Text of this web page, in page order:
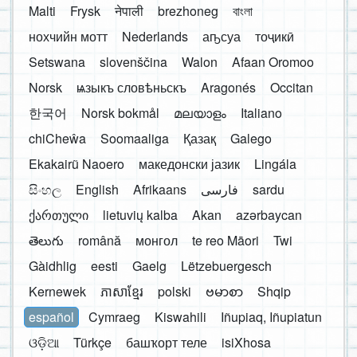
Malti
Frysk नेपाली brezhoneg
বাংলা
нохчийн мотт
Nederlands аҧсуа
тоҷикӣ
Setswana
slovenščina Walon
Afaan Oromoo
Norsk
ѩзыкъ словѣньскъ Aragonés
Occitan
한국어
Norsk bokmål മലയാളം
Italiano
chiCheŵa
Soomaaliga Қазақ
Galego
Ekakairũ Naoero
македонски јазик
Lingála
සිංහල
English Afrikaans فارسی
sardu
ქართული
lietuvių kalba Akan
azərbaycan
తెలుగు
română монгол te reo Māori
Twi
Gàidhlig
eesti Gaelg
Lëtzebuergesch
Kernewek
ភាសាខ្មែរ polski ဗမာစာ
Shqip
español
Cymraeg Kiswahili
Iñupiaq, Iñupiatun
ଓଡ଼ିଆ
Türkçe башҡорт теле
isiXhosa